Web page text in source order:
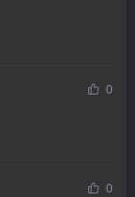
0
0